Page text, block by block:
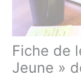
Fiche de
Jeune »